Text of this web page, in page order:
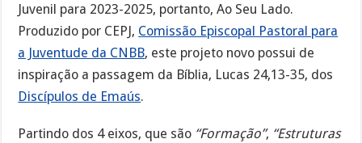
Juvenil para 2023-2025, portanto, Ao Seu Lado.
Produzido por CEPJ, Comissão Episcopal Pastoral para
a Juventude da CNBB, este projeto novo possui de
inspiração a passagem da Bíblia, Lucas 24,13-35, dos
Discípulos de Emaús.
Partindo dos 4 eixos, que são “Formação”, “Estruturas